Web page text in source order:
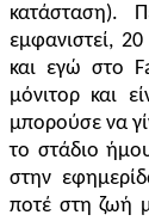
κατάσταση).
εμφανιστεί, 20
και εγώ στο
μόνιτορ και
μπορούσε να
το στάδιο
στην
ποτέ στη ζωή